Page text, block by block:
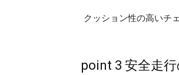
クッション性の高いチ
point 3 安全走